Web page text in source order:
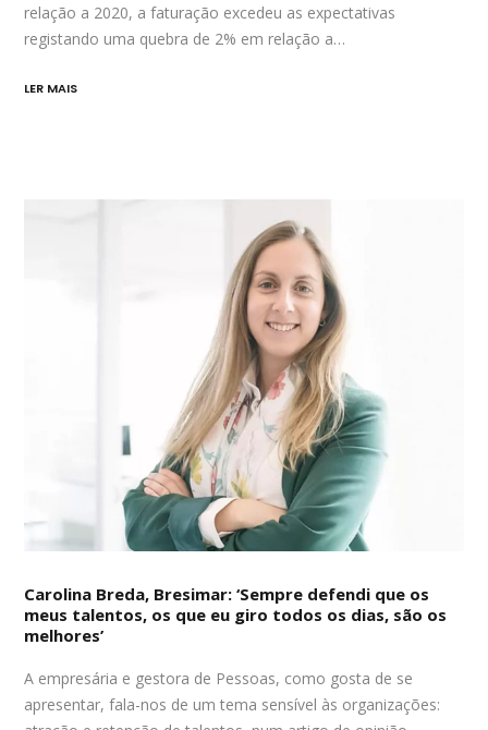
relação a 2020, a faturação excedeu as expectativas
registando uma quebra de 2% em relação a…
LER MAIS
Carolina Breda, Bresimar: ‘Sempre defendi que os
meus talentos, os que eu giro todos os dias, são os
melhores’
A empresária e gestora de Pessoas, como gosta de se
apresentar, fala-nos de um tema sensível às organizações: